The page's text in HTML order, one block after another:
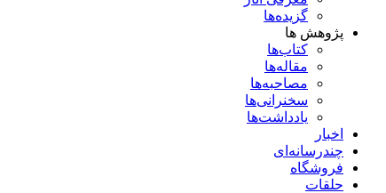
گزیده‌ها
پژوهش ها
کتاب‌ها
مقاله‌ها
مصاحبه‌ها
سخنرانی‌ها
یادداشت‌ها
اخبار
چندرسانه‌ای
فروشگاه
حلقات